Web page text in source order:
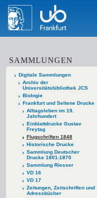
SAMMLUNGEN
Digitale Sammlungen
Archiv der
Universitätsbibliothek JCS
Biologie
Frankfurt und Seltene Drucke
Alltagsleben im 19.
Jahrhundert
Einblattdrucke Gustav
Freytag
Flugschriften 1848
Historische Drucke
Sammlung Deutscher
Drucke 1801-1870
Sammlung Riesser
VD 16
VD 17
Zeitungen, Zeitschriften und
Adressbücher